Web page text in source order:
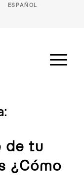
ESPAÑOL
de tu
¿Cómo